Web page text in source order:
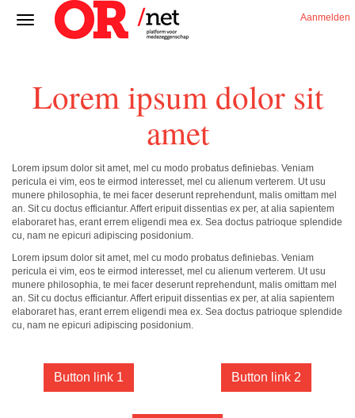
Aanmelden
Lorem ipsum dolor sit
amet
Lorem ipsum dolor sit amet, mel cu modo probatus definiebas. Veniam
pericula ei vim, eos te eirmod interesset, mel cu alienum verterem. Ut usu
munere philosophia, te mei facer deserunt reprehendunt, malis omittam mel
an. Sit cu doctus efficiantur. Affert eripuit dissentias ex per, at alia sapientem
elaboraret has, erant errem eligendi mea ex. Sea doctus patrioque splendide
cu, nam ne epicuri adipiscing posidonium.
Lorem ipsum dolor sit amet, mel cu modo probatus definiebas. Veniam
pericula ei vim, eos te eirmod interesset, mel cu alienum verterem. Ut usu
munere philosophia, te mei facer deserunt reprehendunt, malis omittam mel
an. Sit cu doctus efficiantur. Affert eripuit dissentias ex per, at alia sapientem
elaboraret has, erant errem eligendi mea ex. Sea doctus patrioque splendide
cu, nam ne epicuri adipiscing posidonium.
Button link 1 Button link 2